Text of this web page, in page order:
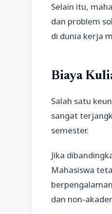
Selain itu,
dan problem
di dunia kerja
Biaya
Salah satu
sangat
semester.
Jika
Mahasiswa
dan non-